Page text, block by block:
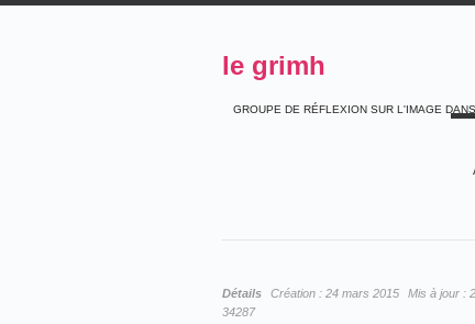
le grimh
GROUPE DE RÉFLEXION SUR L'IMAGE
Détails Création : 24 mars 2015 Mis à jour :
34287